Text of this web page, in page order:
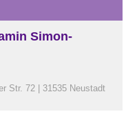
Simon-
Str. 72 | 31535 Neustadt